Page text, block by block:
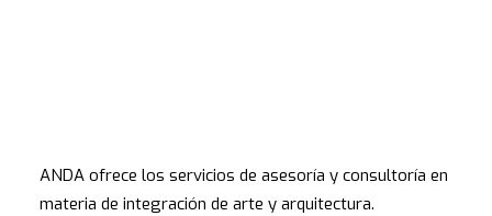
ANDA ofrece los servicios de asesoría y consultoría en
materia de integración de arte y arquitectura.